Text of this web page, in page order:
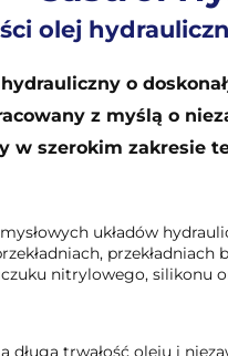
olej
o
z myślą o
w szerokim zakresie
układów
nitrylowego, silikonu
długą trwałość oleju i